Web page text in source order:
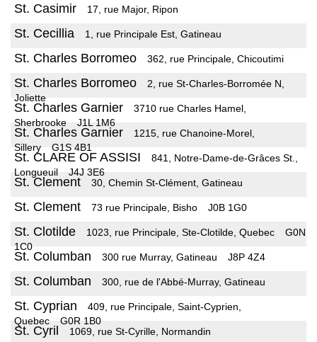
St. Casimir 17, rue Major, Ripon
St. Cecillia 1, rue Principale Est, Gatineau
St. Charles Borromeo 362, rue Principale, Chicoutimi
St. Charles Borromeo
2, rue St-Charles-Borromée N,
Joliette
St. Charles Garnier
3710 rue Charles Hamel,
Sherbrooke
J1L 1M6
St. Charles Garnier
1215, rue Chanoine-Morel,
Sillery
G1S 4B1
St. CLARE OF ASSISI
841, Notre-Dame-de-Grâces St.,
Longueuil
J4J 3E6
St. Clement 30, Chemin St-Clément, Gatineau
St. Clement 73 rue Principale, Bisho J0B 1G0
St. Clotilde 1023, rue Principale, Ste-Clotilde, Quebec
G0N
1C0
St. Columban 300 rue Murray, Gatineau J8P 4Z4
St. Columban 300, rue de l'Abbé-Murray, Gatineau
St. Cyprian
409, rue Principale, Saint-Cyprien,
Quebec
G0R 1B0
St. Cyril 1069, rue St-Cyrille, Normandin